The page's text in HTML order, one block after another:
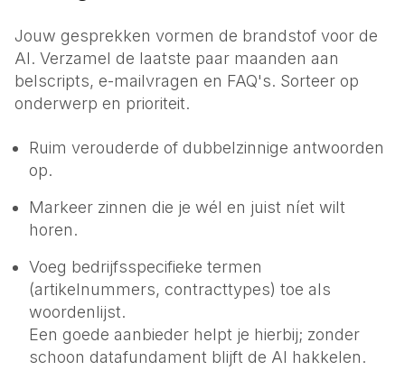
Jouw gesprekken vormen de brandstof voor de
AI. Verzamel de laatste paar maanden aan
belscripts, e-mailvragen en FAQ's. Sorteer op
onderwerp en prioriteit.
Ruim verouderde of dubbelzinnige antwoorden
op.
Markeer zinnen die je wél en juist níet wilt
horen.
Voeg bedrijfsspecifieke termen
(artikelnummers, contracttypes) toe als
woordenlijst.
Een goede aanbieder helpt je hierbij; zonder
schoon datafundament blijft de AI hakkelen.